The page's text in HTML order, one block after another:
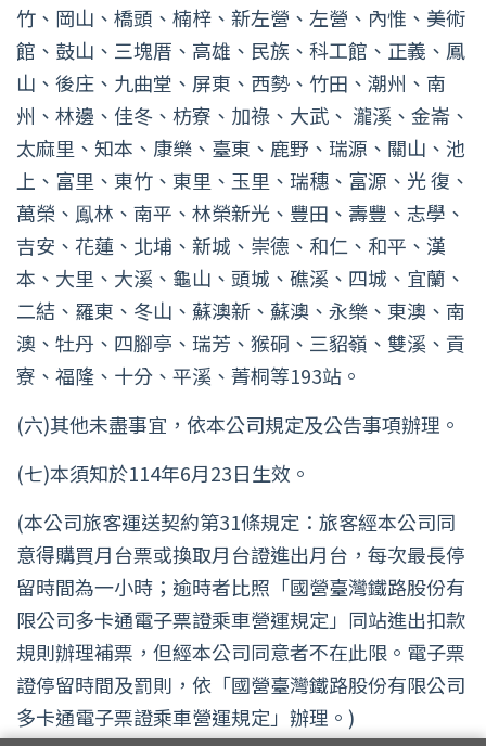
竹、岡山、橋頭、楠梓、新左營、左營、內惟、美術
館、鼓山、三塊厝、高雄、民族、科工館、正義、鳳
山、後庄、九曲堂、屏東、西勢、竹田、潮州、南
州、林邊、佳冬、枋寮、加祿、大武、 瀧溪、金崙、
太麻里、知本、康樂、臺東、鹿野、瑞源、關山、池
上、富里、東竹、東里、玉里、瑞穗、富源、光 復、
萬榮、鳯林、南平、林榮新光、豐田、壽豐、志學、
吉安、花蓮、北埔、新城、崇德、和仁、和平、漢
本、大里、大溪、龜山、頭城、礁溪、四城、宜蘭、
二結、羅東、冬山、蘇澳新、蘇澳、永樂、東澳、南
澳、牡丹、四腳亭、瑞芳、猴硐、三貂嶺、雙溪、貢
寮、福隆、十分、平溪、菁桐等193站。
(六)其他未盡事宜，依本公司規定及公告事項辦理。
(七)本須知於114年6月23日生效。
(本公司旅客運送契約第31條規定：旅客經本公司同
意得購買月台票或換取月台證進出月台，每次最長停
留時間為一小時；逾時者比照「國營臺灣鐵路股份有
限公司多卡通電子票證乘車營運規定」同站進出扣款
規則辦理補票，但經本公司同意者不在此限。電子票
證停留時間及罰則，依「國營臺灣鐵路股份有限公司
多卡通電子票證乘車營運規定」辦理。)